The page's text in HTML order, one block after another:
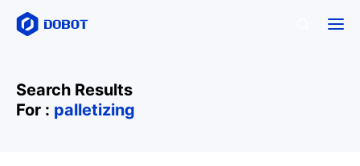
Search Results
For : palletizing